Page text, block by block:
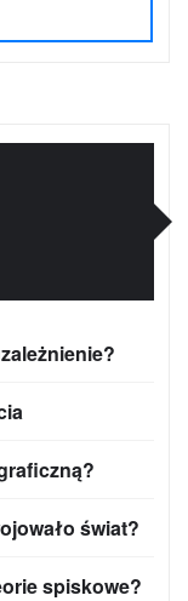
świat?
spiskowe?